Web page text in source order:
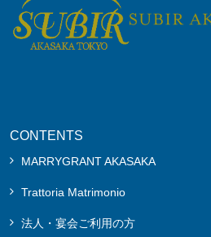
CONTENTS
MARRYGRANT AKASAKA
Trattoria Matrimonio
法人・宴会ご利用の方